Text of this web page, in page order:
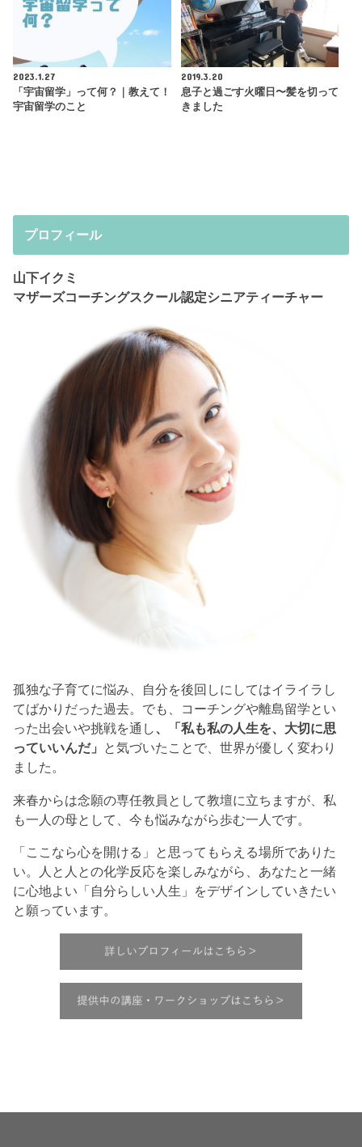
2023.1.27
「宇宙留学」って何？｜教えて！
宇宙留学のこと
2019.3.20
息子と過ごす火曜日〜髪を切って
きました
プロフィール
山下イクミ
マザーズコーチングスクール認定シニアティーチャー
孤独な子育てに悩み、自分を後回しにしてはイライラし
てばかりだった過去。でも、コーチングや離島留学とい
った出会いや挑戦を通し、「私も私の人生を、大切に思
っていいんだ」 と気づいたことで、世界が優しく変わり
ました。
来春からは念願の専任教員として教壇に立ちますが、私
も一人の母として、今も悩みながら歩む一人です。
「ここなら心を開ける」と思ってもらえる場所でありた
い。人と人との化学反応を楽しみながら、あなたと一緒
に心地よい「自分らしい人生」をデザインしていきたい
と願っています。